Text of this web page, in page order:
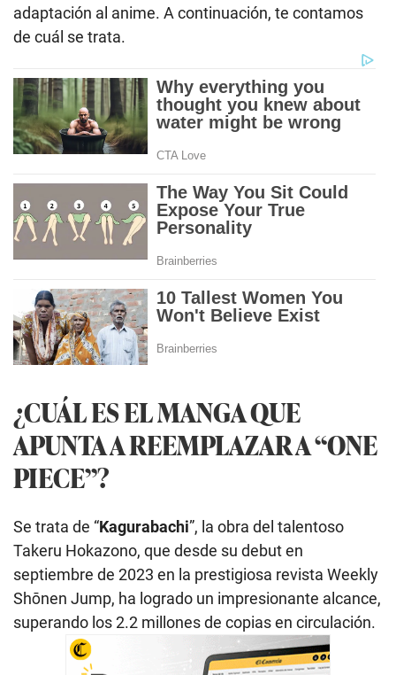
adaptación al anime. A continuación, te contamos
de cuál se trata.
¿CUÁL ES EL MANGA QUE
APUNTA A REEMPLAZAR A “ONE
PIECE”?
Se trata de “Kagurabachi”, la obra del talentoso
Takeru Hokazono, que desde su debut en
septiembre de 2023 en la prestigiosa revista Weekly
Shōnen Jump, ha logrado un impresionante alcance,
superando los 2.2 millones de copias en circulación.